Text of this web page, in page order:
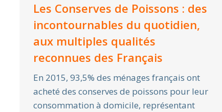
Les Conserves de Poissons : des
incontournables du quotidien,
aux multiples qualités
reconnues des Français
En 2015, 93,5% des ménages français ont
acheté des conserves de poissons pour leur
consommation à domicile, représentant